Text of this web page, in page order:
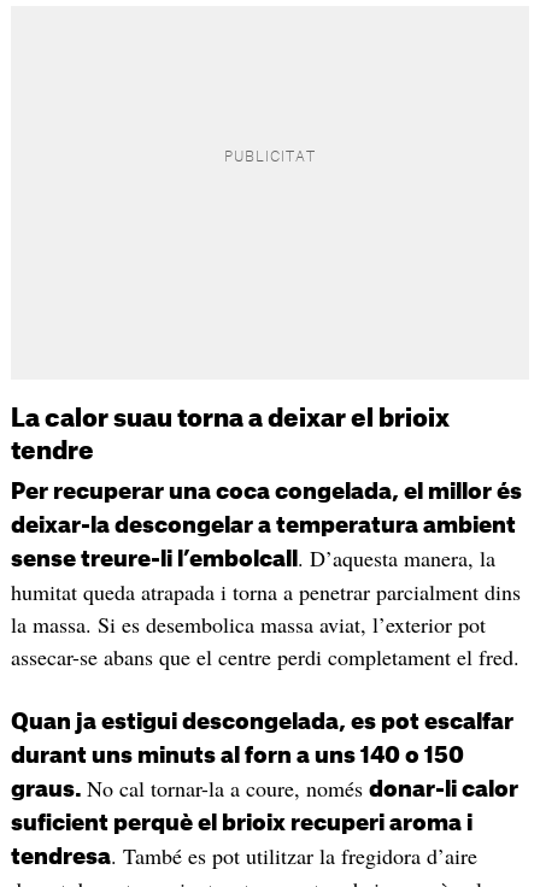
La calor suau torna a deixar el brioix
tendre
Per recuperar una coca congelada, el millor és
deixar-la descongelar a temperatura ambient
sense treure-li l’embolcall . D’aquesta manera, la
humitat queda atrapada i torna a penetrar parcialment dins
la massa. Si es desembolica massa aviat, l’exterior pot
assecar-se abans que el centre perdi completament el fred.
Quan ja estigui descongelada, es pot escalfar
durant uns minuts al forn a uns 140 o 150
graus. No cal tornar-la a coure, només donar-li calor
suficient perquè el brioix recuperi aroma i
tendresa. També es pot utilitzar la fregidora d’aire